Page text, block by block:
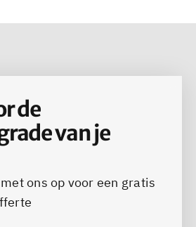
de
van je
ons op voor een gratis